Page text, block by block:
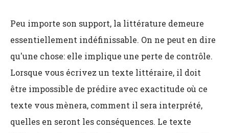
Peu importe son support, la littérature demeure
essentiellement indéfinissable. On ne peut en dire
qu'une chose: elle implique une perte de contrôle.
Lorsque vous écrivez un texte littéraire, il doit
être impossible de prédire avec exactitude où ce
texte vous mènera, comment il sera interprété,
quelles en seront les conséquences. Le texte